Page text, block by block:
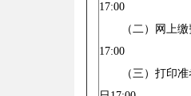
17:00
（二）网上缴费
17:00
（三）打印准考